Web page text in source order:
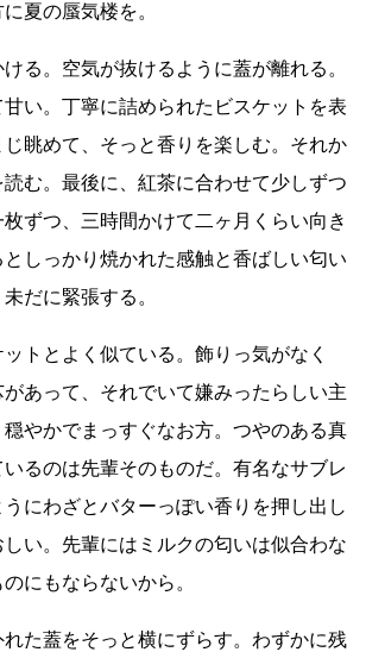
夏の蜃気楼を。
る。空気が抜けるように蓋が離れる。
い。丁寧に詰められたビスケットを表
眺めて、そっと香りを楽しむ。それか
む。最後に、紅茶に合わせて少しずつ
ずつ、三時間かけて二ヶ月くらい向き
しっかり焼かれた感触と香ばしい匂い
だに緊張する。
トとよく似ている。飾りっ気がなく
あって、それでいて嫌みったらしい主
やかでまっすぐなお方。つやのある真
るのは先輩そのものだ。有名なサブレ
にわざとバターっぽい香りを押し出し
い。先輩にはミルクの匂いは似合わな
にもならないから。
た蓋をそっと横にずらす。わずかに残